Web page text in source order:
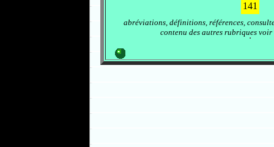
141
abréviations, définitions, références,
contenu des autres rubriques voir